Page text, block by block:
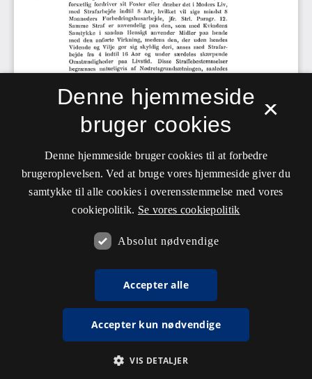
×
Denne hjemmeside
bruger cookies
Denne hjemmeside bruger cookies til at forbedre
brugeroplevelsen. Ved at bruge vores hjemmeside giver du
samtykke til alle cookies i overensstemmelse med vores
cookiepolitik. Se vores cookiepolitik
Absolut nødvendige
Accepter alle
Accepter kun nødvendige
VIS DETALJER